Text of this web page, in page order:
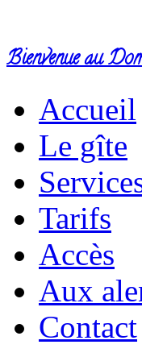
Bienvenue au
Accueil
Le gîte
Tarifs
Accès
Aux
Contact